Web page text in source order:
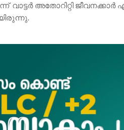
വാട്ടർ അതോറിറ്റി ജീവനക്കാർ